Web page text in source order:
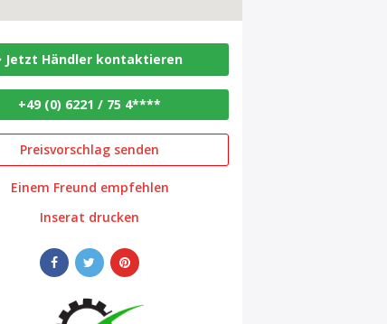
Jetzt Händler kontaktieren
+49 (0) 6221 / 75 4****
Preisvorschlag senden
Einem Freund empfehlen
Inserat drucken